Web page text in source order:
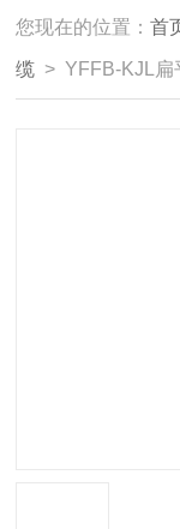
您现在的位置：首
缆 > YFFB-KJL扁